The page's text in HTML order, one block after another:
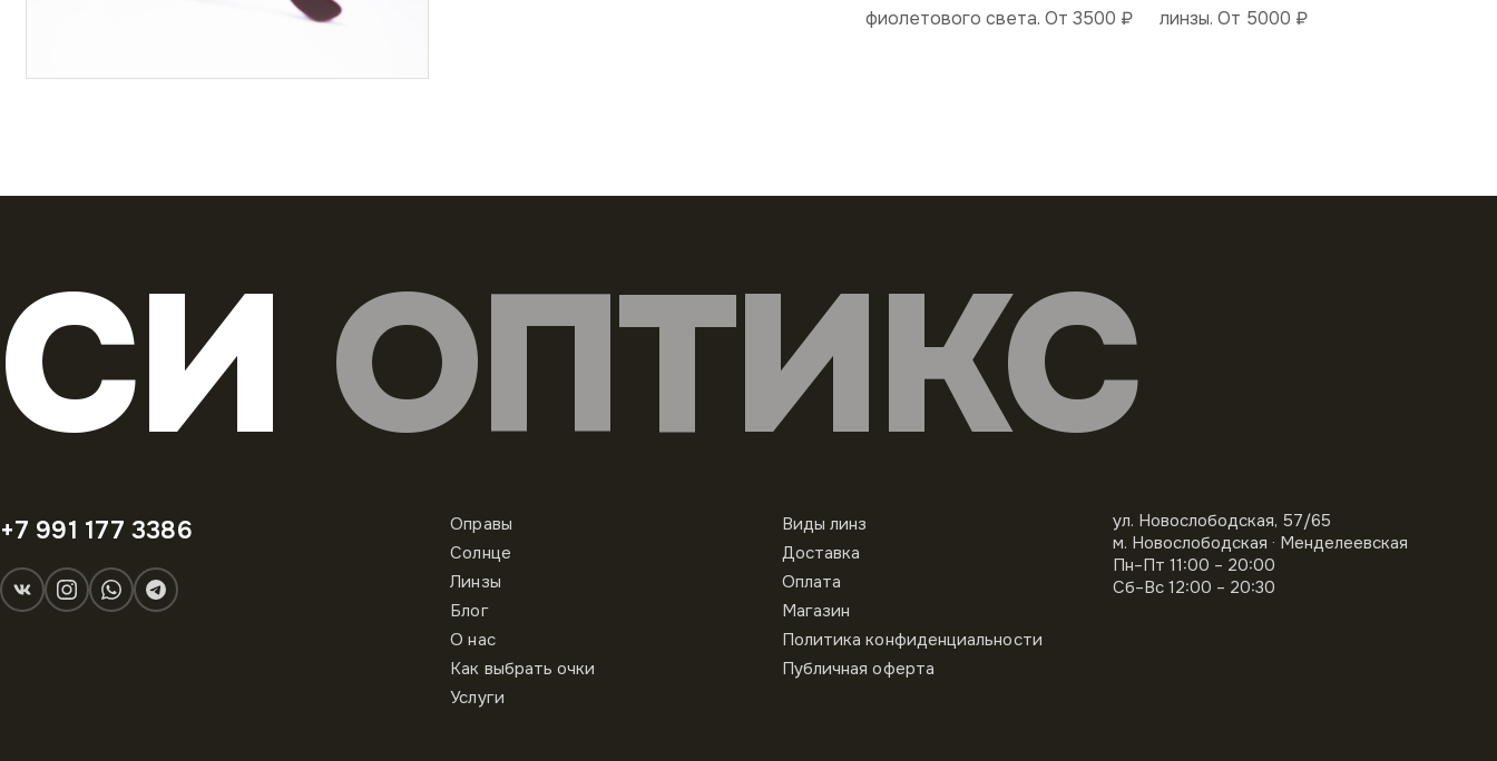
фиолетового света. От 3500 ₽
линзы. От 5000 ₽
СИ ОПТИКС
+7 991 177 3386
Оправы
Солнце
Линзы
Блог
О нас
Как выбрать очки
Услуги
Виды линз
Доставка
Оплата
Магазин
Политика конфиденциальности
Публичная оферта
ул. Новослободская, 57/65
м. Новослободская · Менделеевская
Пн–Пт 11:00 – 20:00
Сб–Вс 12:00 – 20:30